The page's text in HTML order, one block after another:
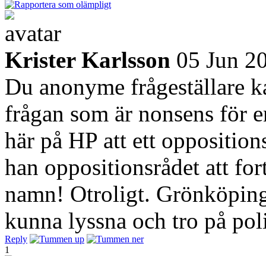
Krister Karlsson 05 Jun
Du anonyme frågeställare
frågan som är nonsens för
här på HP att ett
han oppositionsrådet att
namn! Otroligt.
kunna lyssna och tro på
Reply
1